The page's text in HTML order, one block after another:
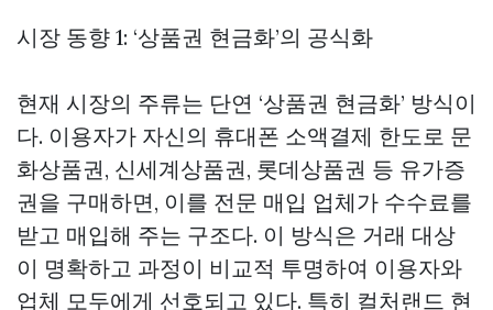
시장 동향 1: ‘상품권 현금화’의 공식화
현재 시장의 주류는 단연 ‘상품권 현금화’ 방식이
다. 이용자가 자신의 휴대폰 소액결제 한도로 문
화상품권, 신세계상품권, 롯데상품권 등 유가증
권을 구매하면, 이를 전문 매입 업체가 수수료를
받고 매입해 주는 구조다. 이 방식은 거래 대상
이 명확하고 과정이 비교적 투명하여 이용자와
업체 모두에게 선호되고 있다. 특히 컬처랜드 현